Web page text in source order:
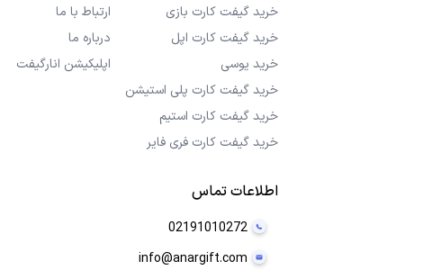
خرید گیفت کارت بازی
خرید گیفت کارت اپل
خرید یوسی
خرید گیفت کارت پلی استیشن
خرید گیفت کارت استیم
خرید گیفت کارت فری فایر
ارتباط با ما
درباره ما
اپلیکیشن انارگیفت
اطلاعات تماس
02191010272
info@anargift.com